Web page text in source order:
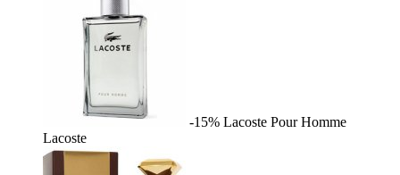
-15% Lacoste Pour Homme
Lacoste